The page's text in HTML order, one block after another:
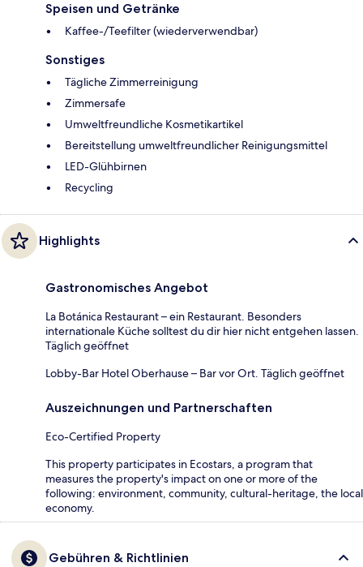
Speisen und Getränke
Kaffee-/Teefilter (wiederverwendbar)
Sonstiges
Tägliche Zimmerreinigung
Zimmersafe
Umweltfreundliche Kosmetikartikel
Bereitstellung umweltfreundlicher Reinigungsmittel
LED-Glühbirnen
Recycling
Highlights
Gastronomisches Angebot
La Botánica Restaurant – ein Restaurant. Besonders
internationale Küche solltest du dir hier nicht entgehen lassen.
Täglich geöffnet
Lobby-Bar Hotel Oberhause – Bar vor Ort. Täglich geöffnet
Auszeichnungen und Partnerschaften
Eco-Certified Property
This property participates in Ecostars, a program that
measures the property's impact on one or more of the
following: environment, community, cultural-heritage, the local
economy.
Gebühren & Richtlinien